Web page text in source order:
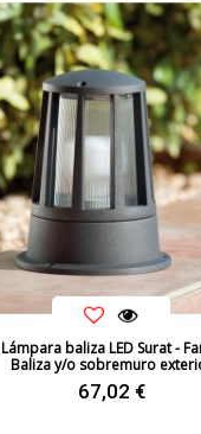
Lámpara baliza LED Surat -
Baliza y/o sobremuro
67,02 €